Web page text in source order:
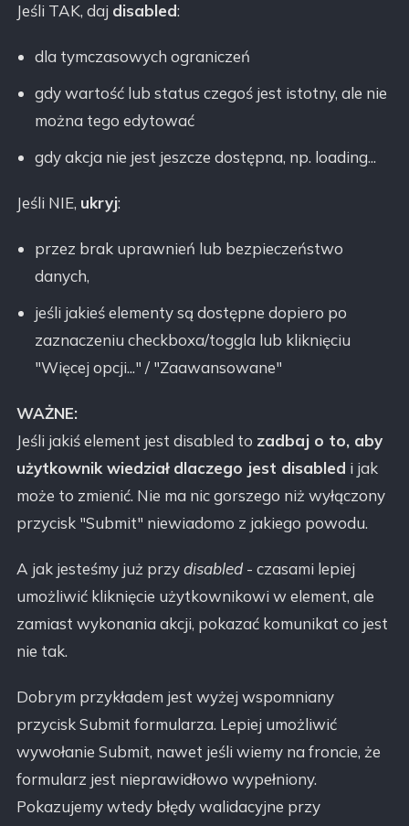
Jeśli TAK, daj disabled:
dla tymczasowych ograniczeń
gdy wartość lub status czegoś jest istotny, ale nie
można tego edytować
gdy akcja nie jest jeszcze dostępna, np. loading...
Jeśli NIE, ukryj:
przez brak uprawnień lub bezpieczeństwo
danych,
jeśli jakieś elementy są dostępne dopiero po
zaznaczeniu checkboxa/toggla lub kliknięciu
"Więcej opcji..." / "Zaawansowane"
WAŻNE:
Jeśli jakiś element jest disabled to zadbaj o to, aby
użytkownik wiedział dlaczego jest disabled i jak
może to zmienić. Nie ma nic gorszego niż wyłączony
przycisk "Submit" niewiadomo z jakiego powodu.
A jak jesteśmy już przydisabled- czasami lepiej
umożliwić kliknięcie użytkownikowi w element, ale
zamiast wykonania akcji, pokazać komunikat co jest
nie tak.
Dobrym przykładem jest wyżej wspomniany
przycisk Submit formularza. Lepiej umożliwić
wywołanie Submit, nawet jeśli wiemy na froncie, że
formularz jest nieprawidłowo wypełniony.
Pokazujemy wtedy błędy walidacyjne przy